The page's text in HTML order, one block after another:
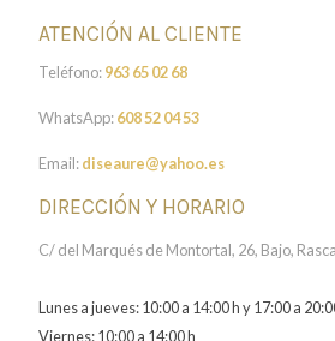
ATENCIÓN AL CLIENTE
Teléfono:963 65 02 68
WhatsApp:608 52 04 53
Email:diseaure@yahoo.es
DIRECCIÓN Y HORARIO
C/ del Marqués de Montortal, 26, Bajo,
Lunes a jueves: 10:00 a 14:00 h y 17:00 a
Viernes: 10:00 a 14:00 h